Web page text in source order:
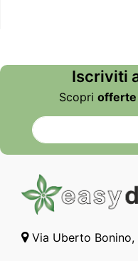
Iscriviti
Scopri offerte
Via Uberto Bonino,